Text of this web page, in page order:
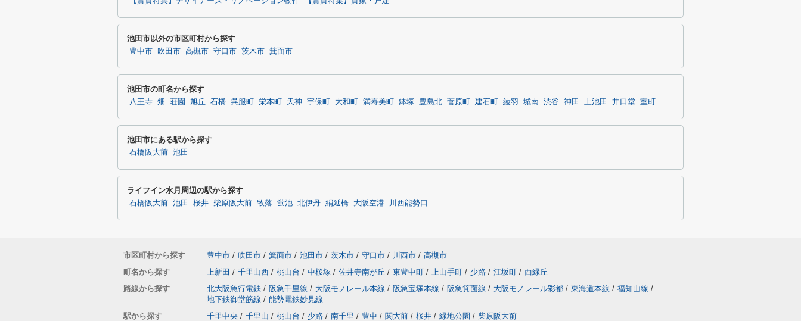
池田市以外の市区町村から探す
豊中市 吹田市 高槻市 守口市 茨木市 箕面市
池田市の町名から探す
八王寺 畑 荘園 旭丘 石橋 呉服町 栄本町 天神 宇保町 大和町 満寿美町 鉢塚 豊島北 菅原町 建石町 綾羽 城南 渋谷 神田 上池田 井口堂 室町
池田市にある駅から探す
石橋阪大前 池田
ライフイン水月周辺の駅から探す
石橋阪大前 池田 桜井 柴原阪大前 牧落 蛍池 北伊丹 絹延橋 大阪空港 川西能勢口
市区町村から探す 豊中市 / 吹田市 / 箕面市 / 池田市 / 茨木市 / 守口市 / 川西市 / 高槻市
町名から探す
上新田 / 千里山西 / 桃山台 / 中桜塚 / 佐井寺南が丘 / 東豊中町 / 上山手町 / 少路 / 江坂町 / 西緑丘
路線から探す
北大阪急行電鉄 / 阪急千里線 / 大阪モノレール本線 / 阪急宝塚本線 / 阪急箕面線 / 大阪モノレール彩都 / 東海道本線 / 福知山線 /
地下鉄御堂筋線 / 能勢電鉄妙見線
駅から探す
千里中央 / 千里山 / 桃山台 / 少路 / 南千里 / 豊中 / 関大前 / 桜井 / 緑地公園 / 柴原阪大前